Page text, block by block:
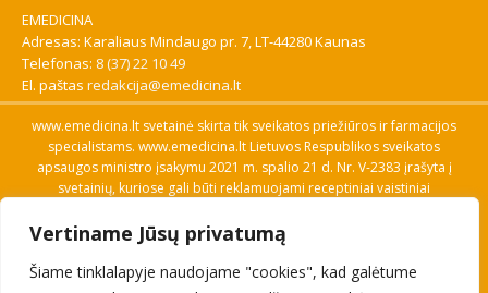
Vertiname Jūsų privatumą
Šiame tinklalapyje naudojame "cookies", kad galėtume
EMEDICINA
Adresas: Karaliaus Mindaugo pr. 7, LT-44280 Kaunas
Telefonas: 8 (37) 22 10 49
El. paštas redakcija@emedicina.lt
www.emedicina.lt svetainė skirta tik sveikatos priežiūros ir farmacijos
specialistams. www.emedicina.lt Lietuvos Respublikos sveikatos
apsaugos ministro įsakymu 2021 m. spalio 21 d. Nr. V-2383 įrašyta į
svetainių, kuriose gali būti reklamuojami receptiniai vaistiniai
savo profesinę kvalifikaciją. Naudingos nuorodos: Vaistų ir medicinos
pagalbos priemonių kainų paieška, VVKT tinklalapis, Sveikatos
priežiūros ar farmacijos specialisto pranešimo apie įtariamą